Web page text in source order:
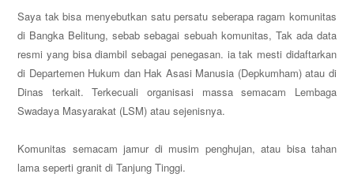
Saya tak bisa menyebutkan satu persatu seberapa ragam komunitas
di Bangka Belitung, sebab sebagai sebuah komunitas, Tak ada data
resmi yang bisa diambil sebagai penegasan. ia tak mesti didaftarkan
di Departemen Hukum dan Hak Asasi Manusia (Depkumham) atau di
Dinas terkait. Terkecuali organisasi massa semacam Lembaga
Swadaya Masyarakat (LSM) atau sejenisnya.
Komunitas semacam jamur di musim penghujan, atau bisa tahan
lama seperti granit di Tanjung Tinggi.